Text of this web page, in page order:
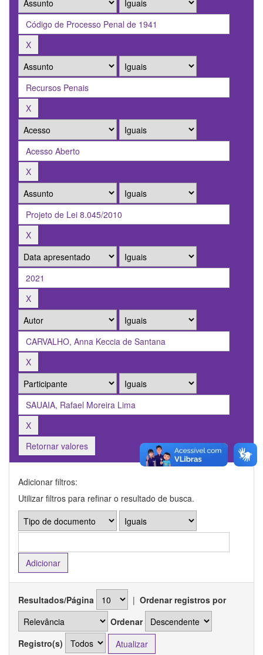
Retornar valores
Adicionar filtros:
Utilizar filtros para refinar o resultado de busca.
Resultados/Página | Ordenar registros por
Ordenar
Registro(s)